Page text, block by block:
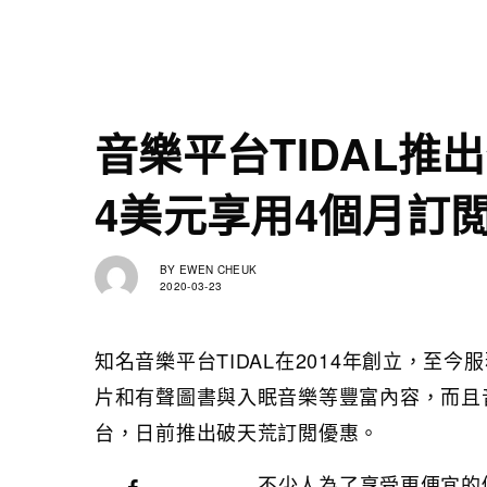
音樂平台TIDAL推
4美元享用4個月訂
BY EWEN CHEUK
2020-03-23
知名音樂平台TIDAL在2014年創立，至今
片和有聲圖書與入眠音樂等豐富內容，而
台，日前推出破天荒訂閲優惠。